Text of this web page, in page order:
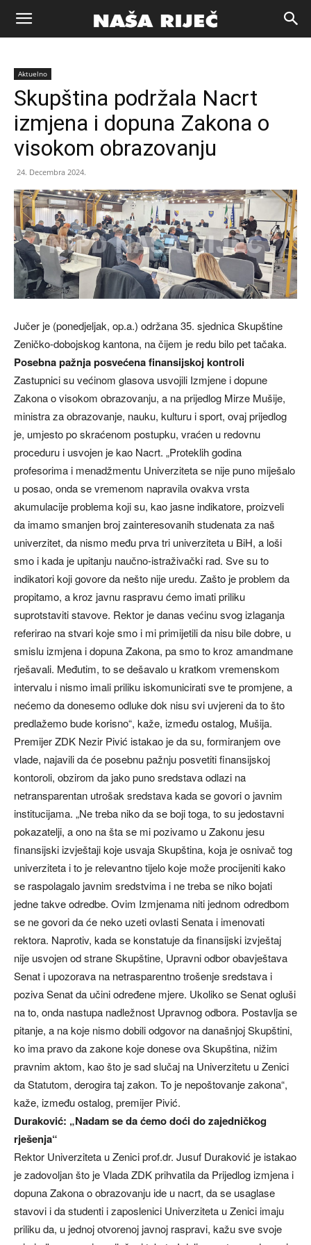
Naša
riječ
Zenica
Aktuelno
Skupština podržala Nacrt
izmjena i dopuna Zakona o
visokom obrazovanju
24. Decembra 2024.
Jučer je (ponedjeljak, op.a.) održana 35. sjednica Skupštine
Zeničko-dobojskog kantona, na čijem je redu bilo pet tačaka.
Posebna pažnja posvećena finansijskoj kontroli
Zastupnici su većinom glasova usvojili Izmjene i dopune
Zakona o visokom obrazovanju, a na prijedlog Mirze Mušije,
ministra za obrazovanje, nauku, kulturu i sport, ovaj prijedlog
je, umjesto po skraćenom postupku, vraćen u redovnu
proceduru i usvojen je kao Nacrt. „Proteklih godina
profesorima i menadžmentu Univerziteta se nije puno miješalo
u posao, onda se vremenom napravila ovakva vrsta
akumulacije problema koji su, kao jasne indikatore, proizveli
da imamo smanjen broj zainteresovanih studenata za naš
univerzitet, da nismo među prva tri univerziteta u BiH, a loši
smo i kada je upitanju naučno-istraživački rad. Sve su to
indikatori koji govore da nešto nije uredu. Zašto je problem da
propitamo, a kroz javnu raspravu ćemo imati priliku
suprotstaviti stavove. Rektor je danas većinu svog izlaganja
referirao na stvari koje smo i mi primijetili da nisu bile dobre, u
smislu izmjena i dopuna Zakona, pa smo to kroz amandmane
rješavali. Međutim, to se dešavalo u kratkom vremenskom
intervalu i nismo imali priliku iskomunicirati sve te promjene, a
nećemo da donesemo odluke dok nisu svi uvjereni da to što
predlažemo bude korisno“, kaže, između ostalog, Mušija.
Premijer ZDK Nezir Pivić istakao je da su, formiranjem ove
vlade, najavili da će posebnu pažnju posvetiti finansijskoj
kontoroli, obzirom da jako puno sredstava odlazi na
netransparentan utrošak sredstava kada se govori o javnim
institucijama. „Ne treba niko da se boji toga, to su jedostavni
pokazatelji, a ono na šta se mi pozivamo u Zakonu jesu
finansijski izvještaji koje usvaja Skupština, koja je osnivač tog
univerziteta i to je relevantno tijelo koje može procijeniti kako
se raspolagalo javnim sredstvima i ne treba se niko bojati
jedne takve odredbe. Ovim Izmjenama niti jednom odredbom
se ne govori da će neko uzeti ovlasti Senata i imenovati
rektora. Naprotiv, kada se konstatuje da finansijski izvještaj
nije usvojen od strane Skupštine, Upravni odbor obavještava
Senat i upozorava na netrasparentno trošenje sredstava i
poziva Senat da učini određene mjere. Ukoliko se Senat ogluši
na to, onda nastupa nadležnost Upravnog odbora. Postavlja se
pitanje, a na koje nismo dobili odgovor na današnjoj Skupštini,
ko ima pravo da zakone koje donese ova Skupština, nižim
pravnim aktom, kao što je sad slučaj na Univerzitetu u Zenici
da Statutom, derogira taj zakon. To je nepoštovanje zakona“,
kaže, između ostalog, premijer Pivić.
Duraković: „Nadam se da ćemo doći do zajedničkog
rješenja“
Rektor Univerziteta u Zenici prof.dr. Jusuf Duraković je istakao
je zadovoljan što je Vlada ZDK prihvatila da Prijedlog izmjena i
dopuna Zakona o obrazovanju ide u nacrt, da se usaglase
stavovi i da studenti i zaposlenici Univerziteta u Zenici imaju
priliku da, u jednoj otvorenoj javnoj raspravi, kažu sve svoje